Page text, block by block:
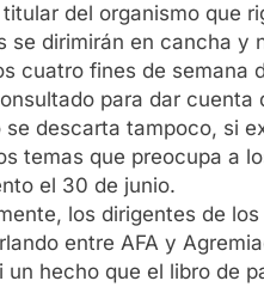
titular del organismo que
se dirimirán en cancha y
cuatro fines de semana
para dar cuenta
se descarta tampoco, si
temas que preocupa a
el 30 de junio.
los dirigentes de
entre AFA y
un hecho que el libro de